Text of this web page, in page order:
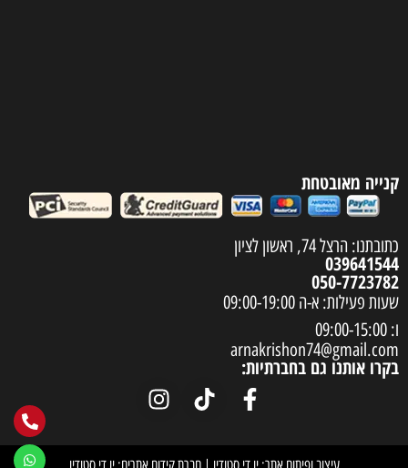
קנייה מאובטחת
כתובתנו: הרצל 74, ראשון לציון
039641544
050-7723782
שעות פעילות: א-ה 09:00-19:00
ו: 09:00-15:00
arnakrishon74@gmail.com
בקרו אותנו גם בחברתיות: